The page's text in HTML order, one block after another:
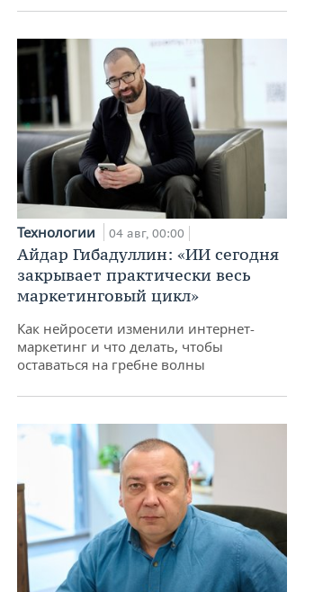
Технологии 04 авг, 00:00
Айдар Гибадуллин: «ИИ сегодня
закрывает практически весь
маркетинговый цикл»
Как нейросети изменили интернет-
маркетинг и что делать, чтобы
оставаться на гребне волны